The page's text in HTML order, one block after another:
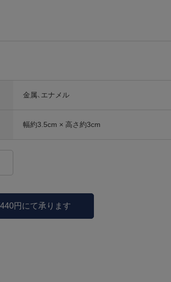
金属、エナメル
幅約3.5cm × 高さ約3cm
円にて承ります